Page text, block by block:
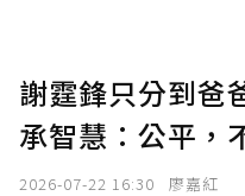
謝霆鋒只分到爸
承智慧：公平，
2026-07-22 16:30 廖嘉紅